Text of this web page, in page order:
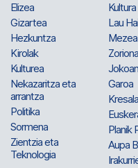
Elizea
Gizartea
Hezkuntza
Kirolak
Kulturea
Nekazaritza eta
arrantza
Politika
Sormena
Zientzia eta
Teknologia
Kultura
Lau
Mezea
Jokoan
Garoa
Kresala
Planik
Aupa